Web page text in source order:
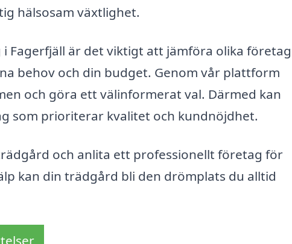
hälsosam växtlighet.
Fagerfjäll är det viktigt att jämföra olika företag
behov och din budget. Genom vår plattform
och göra ett välinformerat val. Därmed kan
som prioriterar kvalitet och kundnöjdhet.
och anlita ett professionellt företag för
kan din trädgård bli den drömplats du alltid